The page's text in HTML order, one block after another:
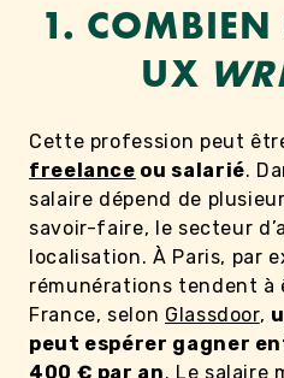
1.
UX
Cette profession peut
freelance ou salarié.
salaire dépend de
savoir-faire, le secteur
localisation. À Paris, par
rémunérations tendent à
France, selon Glassdoor,
peut espérer gagner
400 € par an. Le salaire